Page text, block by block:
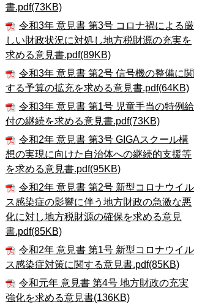
書.pdf(73KB)
令和3年 意見書 第3号 コロナ禍による厳
しい財政状況に対処し地方税財源の充実を
求める意見書.pdf(89KB)
令和3年 意見書 第2号 信号機の整備に関
する予算の拡充を求める意見書.pdf(64KB)
令和3年 意見書 第1号 児童手当の特例給
付の継続を求める意見書.pdf(73KB)
令和2年 意見書 第3号 GIGAスクール構
想の実現に向けた自治体への継続的支援等
を求める意見書.pdf(95KB)
令和2年 意見書 第2号 新型コロナウイル
ス感染症の影響に伴う地方財政の急激な悪
化に対し地方税財源の確保を求める意見
書.pdf(85KB)
令和2年 意見書 第1号 新型コロナウイル
ス感染症対策に関する意見書.pdf(85KB)
令和元年 意見書 第4号 地方財政の充実
強化を求める意見書(136KB)